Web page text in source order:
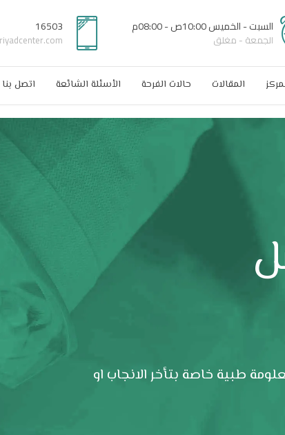
السبت - الخميس 10:00ص - 08:00م
الجمعة - مغلق
16503
المقالات حالات الفرحة الأسئلة الشائعة اتصل بنا
طبية خاصة بتأخر الانجاب او